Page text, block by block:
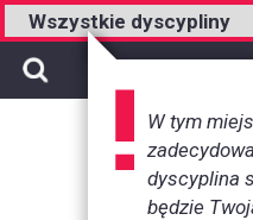
W tym
dyscyplina
będzie